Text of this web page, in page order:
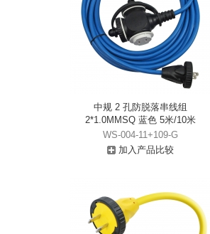
中规 2 孔防脱落串线组
2*1.0MMSQ 蓝色 5米/10米
WS-004-11+109-G
加入产品比较